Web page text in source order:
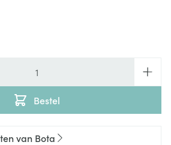
Bestel
van Bota